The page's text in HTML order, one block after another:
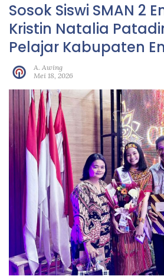
Sosok Siswi SMAN 2
Kristin Natalia
Pelajar Kabupaten
A. Awing
Mei 18, 2026